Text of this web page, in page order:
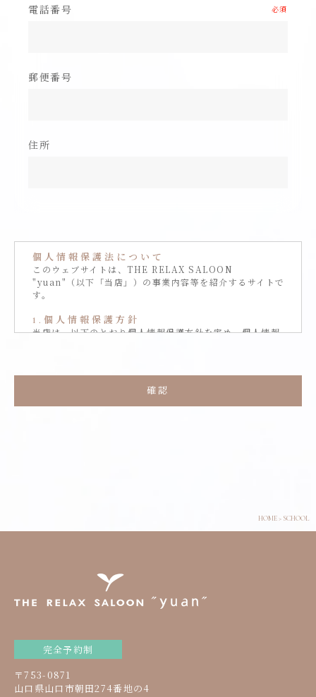
必須
電話番号
郵便番号
住所
個人情報保護法について
このウェブサイトは、THE RELAX SALOON
"yuan"（以下「当店」）の事業内容等を紹介するサイトで
す。
1.個人情報保護方針
当店は、以下のとおり個人情報保護方針を定め、個人情報
当店は、お客さまの個人情報を正確かつ最新の状態に保
ただく場合がございますが、これらの個人情報はご提供い
ただく際の目的以外では利用いたしません。
に利用いたします。
4.個人情報の第三者への開示・提供の禁止
当店は、お客さまよりお預かりした個人情報を適切に管理
・お客さまの同意がある場合
・お客さまが希望されるサービスを行なうために当店が業
務を委託する業者に対して開示する場合
HOME> SCHOOL
完全予約制
〒753-0871
山口県山口市朝田274番地の4